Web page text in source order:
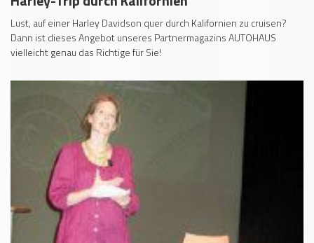
Lust, auf einer Harley Davidson quer durch Kalifornien zu cruisen?
Dann ist dieses Angebot unseres Partnermagazins AUTOHAUS
vielleicht genau das Richtige für Sie!